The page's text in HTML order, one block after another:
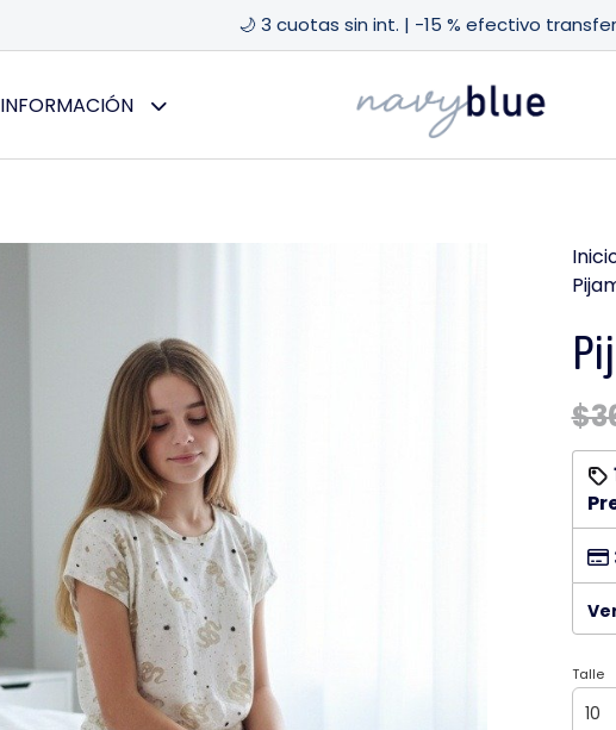
🌙 3 cuotas sin int. | -15 % efectivo
INFORMACIÓN
Talle